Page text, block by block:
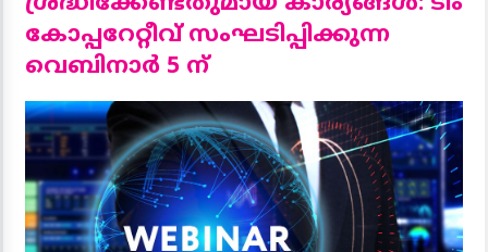
കോപ്പറേറ്റീവ് സംഘടിപ്പിക്കുന്ന
വെബിനാർ 5 ന്